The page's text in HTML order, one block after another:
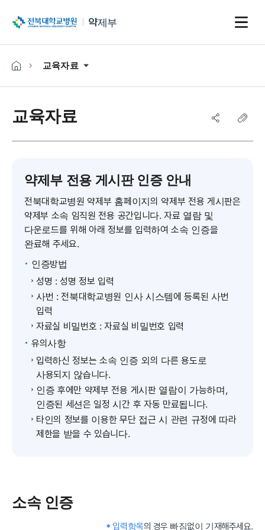
전북대학교병원
약제부
교육자료
교육자료
약제부 전용 게시판 인증 안내
전북대학교병원 약제부 홈페이지의 약제부 전용 게시판은
약제부 소속 임직원 전용 공간입니다. 자료 열람 및
다운로드를 위해 아래 정보를 입력하여 소속 인증을
완료해 주세요.
인증방법
성명 : 성명 정보 입력
사번 : 전북대학교병원 인사 시스템에 등록된 사번
입력
자료실 비밀번호 : 자료실 비밀번호 입력
유의사항
입력하신 정보는 소속 인증 외의 다른 용도로
사용되지 않습니다.
인증 후에만 약제부 전용 게시판 열람이 가능하며,
인증된 세션은 일정 시간 후 자동 만료됩니다.
타인의 정보를 이용한 무단 접근 시 관련 규정에 따라
제한을 받을 수 있습니다.
소속 인증
입력항목의 경우 빠짐없이 기재해주세요.